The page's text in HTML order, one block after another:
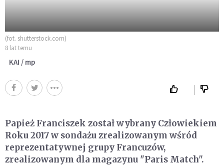
(fot. shutterstock.com)
8 lat temu
KAI / mp
Papież Franciszek został wybrany Człowiekiem
Roku 2017 w sondażu zrealizowanym wśród
reprezentatywnej grupy Francuzów,
zrealizowanym dla magazynu "Paris Match".